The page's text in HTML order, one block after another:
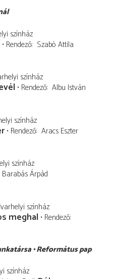
színház
Rendező Szabó Attila
színház
Rendező Albu István
színház
Rendező Aracs Eszter
színház
Barabás Árpád
színház
meghal Rendező
Református pap
színház